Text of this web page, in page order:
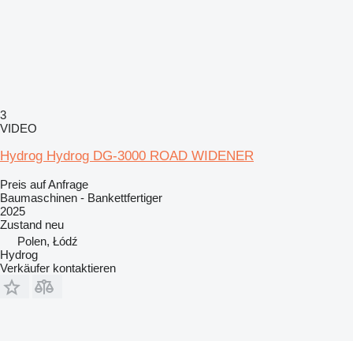
3
VIDEO
Hydrog Hydrog DG-3000 ROAD WIDENER
Preis auf Anfrage
Baumaschinen - Bankettfertiger
2025
Zustand neu
Polen, Łódź
Hydrog
Verkäufer kontaktieren